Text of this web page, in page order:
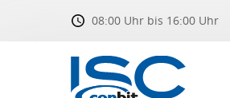
08:00 Uhr bis 16:00 Uhr